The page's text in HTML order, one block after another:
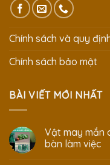
Chính sách và quy
Chính sách bảo mật
BÀI VIẾT MỚI NHẤT
Vật may mắn
bàn làm việc